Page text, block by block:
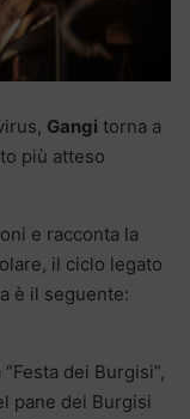
Gangi torna a
più atteso
e racconta la
il ciclo legato
è il seguente:
dei Burgisi”,
pane dei Burgisi